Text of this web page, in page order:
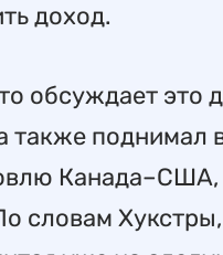
доход.
обсуждает
также поднимал
словам